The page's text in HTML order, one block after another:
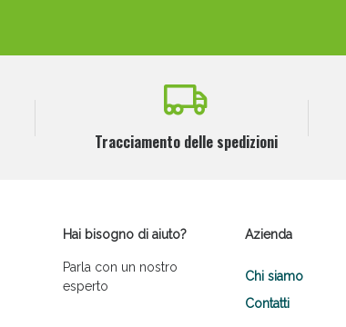
Tracciamento delle spedizioni
Hai bisogno di aiuto?
Parla con un nostro
esperto
Azienda
Chi siamo
Contatti